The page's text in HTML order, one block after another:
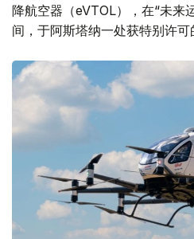
降航空器（eVTOL），在“未
间，于阿斯塔纳一处获特别许可